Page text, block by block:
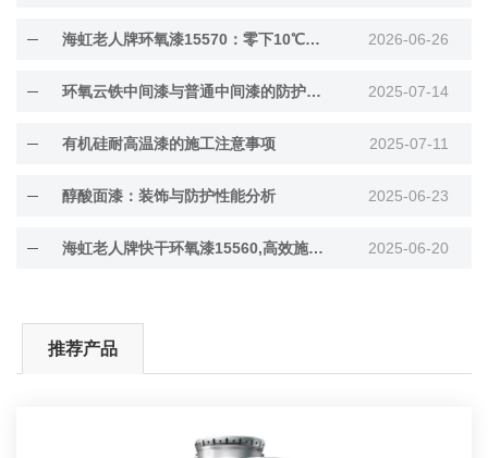
海虹老人牌环氧漆15570：零下10℃低温固化 2026-06-26
环氧云铁中间漆与普通中间漆的防护差异解析 2025-07-14
有机硅耐高温漆的施工注意事项 2025-07-11
醇酸面漆：装饰与防护性能分析 2025-06-23
海虹老人牌快干环氧漆15560,高效施工与长效防··· 2025-06-20
推荐产品